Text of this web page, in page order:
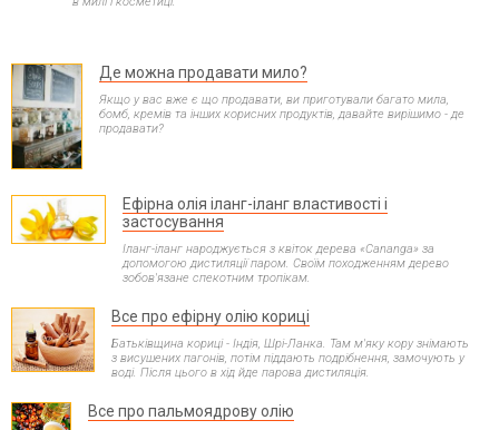
Де можна продавати мило?
Якщо у вас вже є що продавати, ви приготували багато мила,
бомб, кремів та інших корисних продуктів, давайте вирішимо - де
продавати?
Ефірна олія іланг-іланг властивості і
застосування
Іланг-іланг народжується з квіток дерева «Cananga» за
допомогою дистиляції паром. Своїм походженням дерево
зобов'язане спекотним тропікам.
Все про ефірну олію кориці
Батьківщина кориці - Індія, Шрі-Ланка. Там м'яку кору знімають
з висушених пагонів, потім піддають подрібнення, замочують у
воді. Після цього в хід йде парова дистиляція.
Все про пальмоядрову олію